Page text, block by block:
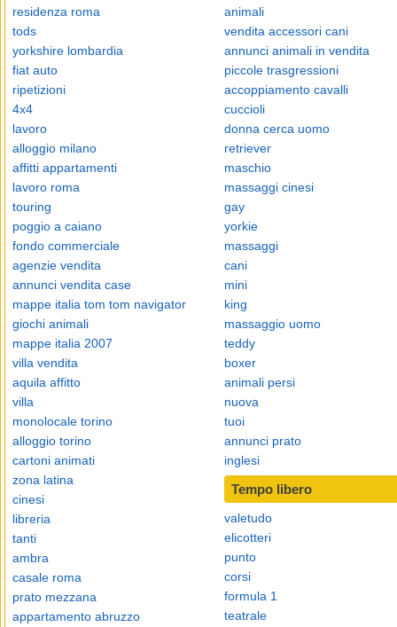
residenza roma
tods
yorkshire lombardia
fiat auto
ripetizioni
4x4
lavoro
alloggio milano
affitti appartamenti
lavoro roma
touring
poggio a caiano
fondo commerciale
agenzie vendita
annunci vendita case
mappe italia tom tom navigator
giochi animali
mappe italia 2007
villa vendita
aquila affitto
villa
monolocale torino
alloggio torino
cartoni animati
zona latina
cinesi
libreria
tanti
ambra
casale roma
prato mezzana
appartamento abruzzo
animali
vendita accessori cani
annunci animali in vendita
piccole trasgressioni
accoppiamento cavalli
cuccioli
donna cerca uomo
retriever
maschio
massaggi cinesi
gay
yorkie
massaggi
cani
mini
king
massaggio uomo
teddy
boxer
animali persi
nuova
tuoi
annunci prato
inglesi
Tempo libero
valetudo
elicotteri
punto
corsi
formula 1
teatrale